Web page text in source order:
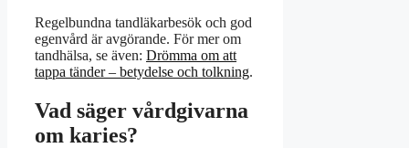
Regelbundna tandläkarbesök och god
egenvård är avgörande. För mer om
tandhälsa, se även: Drömma om att
tappa tänder – betydelse och tolkning.
Vad säger vårdgivarna
om karies?